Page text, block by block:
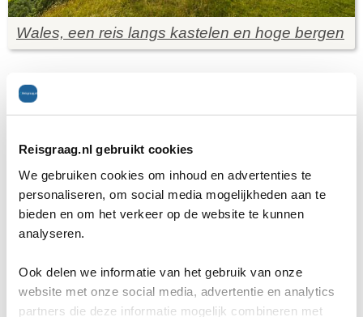
Reisgraag.nl gebruikt cookies
We gebruiken cookies om inhoud en advertenties te
personaliseren, om social media mogelijkheden aan te
bieden en om het verkeer op de website te kunnen
analyseren.
Ook delen we informatie van het gebruik van onze
website met onze social media, advertentie en analytics
partners die deze informatie mogelijk combineren met
Wales, een reis langs kastelen en hoge bergen
Offerteformulier
Vertel ons uw vakantie wensen. Onze
reisexperts maken gratis en vrijblijvend een
reisvoorstel op maat.
9,8 in 569 klantenreviews
Persoonlijk contact met expert